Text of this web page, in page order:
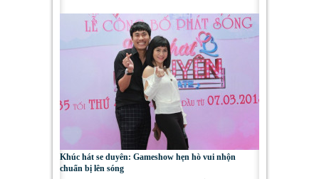
Khúc hát se duyên: Gameshow hẹn hò vui nhộn
chuẩn bị lên sóng